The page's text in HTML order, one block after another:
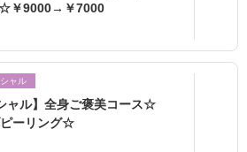
☆￥9000→￥7000
ャル
ャル】全身ご褒美コース☆
ーリング☆